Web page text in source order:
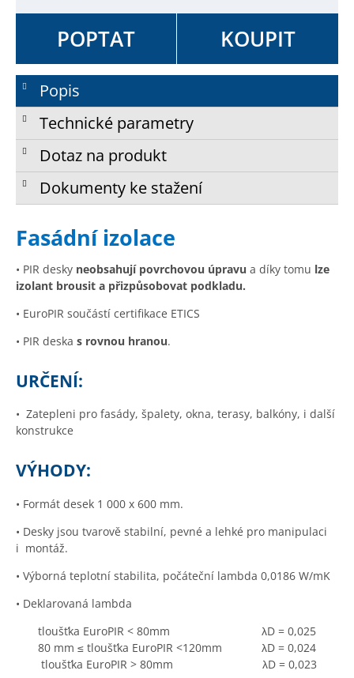
POPTAT KOUPIT
Popis
Technické parametry
Dotaz na produkt
Dokumenty ke stažení
Fasádní izolace
• PIR desky neobsahují povrchovou úpravu a díky tomu lze
izolant brousit a přizpůsobovat podkladu.
• EuroPIR součástí certifikace ETICS
• PIR deska s rovnou hranou.
URČENÍ:
• Zatepleni pro fasády, špalety, okna, terasy, balkóny, i další
konstrukce
VÝHODY:
• Formát desek 1 000 x 600 mm.
• Desky jsou tvarově stabilní, pevné a lehké pro manipulaci
i montáž.
• Výborná teplotní stabilita, počáteční lambda 0,0186 W/mK
• Deklarovaná lambda
tloušťka EuroPIR < 80mm λD = 0,025
80 mm ≤ tloušťka EuroPIR <120mm λD = 0,024
tloušťka EuroPIR > 80mm λD = 0,023